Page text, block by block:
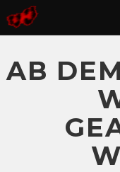
BLOG
KONTAKT
AB